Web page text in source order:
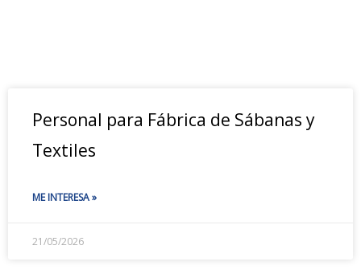
Personal para Fábrica de Sábanas y
Textiles
ME INTERESA »
21/05/2026